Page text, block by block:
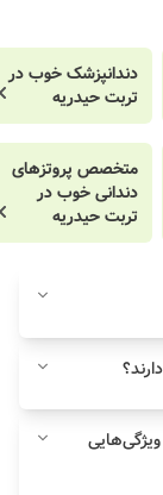
دندانپزشک خوب در
تربت حیدریه
متخصص پروتزهای
دندانی خوب در
تربت حیدریه